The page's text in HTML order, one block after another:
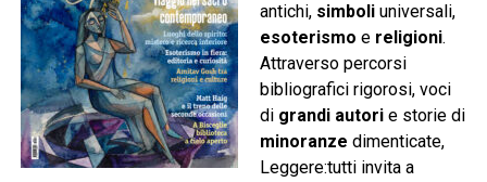
antichi, simboliuniversali,
esoterismo e religioni.
Attraverso percorsi
bibliografici rigorosi, voci
di grandi autorie storie di
minoranze dimenticate,
Leggere:tutti invita a